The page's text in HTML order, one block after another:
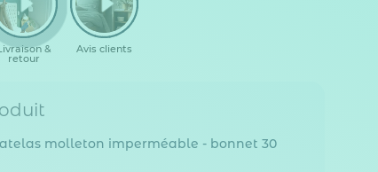
molleton imperméable - bonnet 30